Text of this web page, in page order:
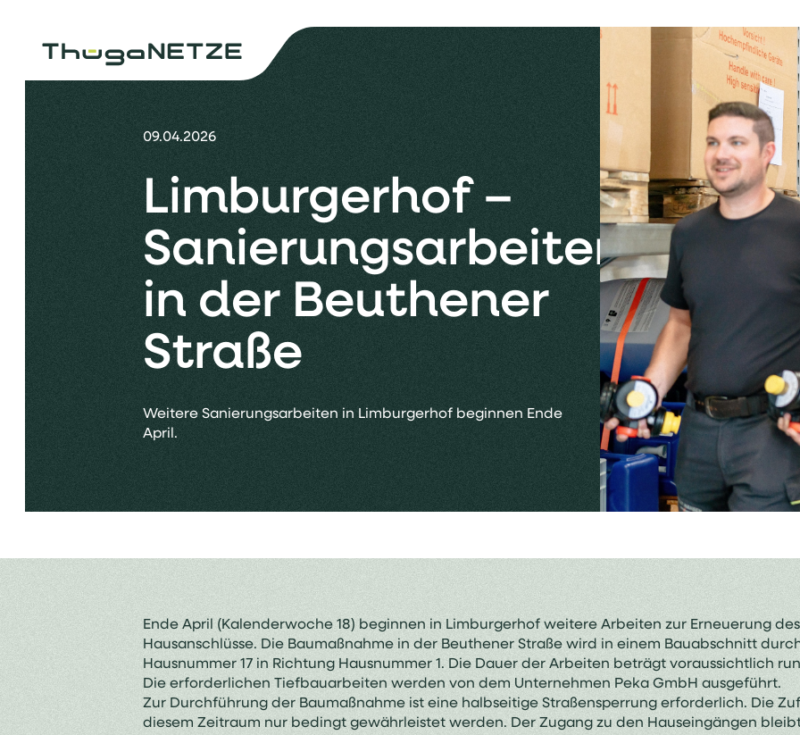
09.04.2026
Limburgerhof –
Sanierungsarbeiten
in der Beuthener
Straße
Weitere Sanierungsarbeiten in Limburgerhof beginnen Ende
April.
Ende April (Kalenderwoche 18) beginnen in Limburgerhof weitere Arbeiten zur Erneuerung
Hausanschlüsse. Die Baumaßnahme in der Beuthener Straße wird in einem Bauabschnitt
Hausnummer 17 in Richtung Hausnummer 1. Die Dauer der Arbeiten beträgt voraussichtlich
Die erforderlichen Tiefbauarbeiten werden von dem Unternehmen Peka GmbH ausgeführt.
Zur Durchführung der Baumaßnahme ist eine halbseitige Straßensperrung erforderlich. Die
diesem Zeitraum nur bedingt gewährleistet werden. Der Zugang zu den Hauseingängen